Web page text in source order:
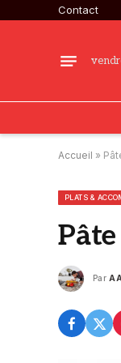
Contact
Accueil »
PLATS &
Par